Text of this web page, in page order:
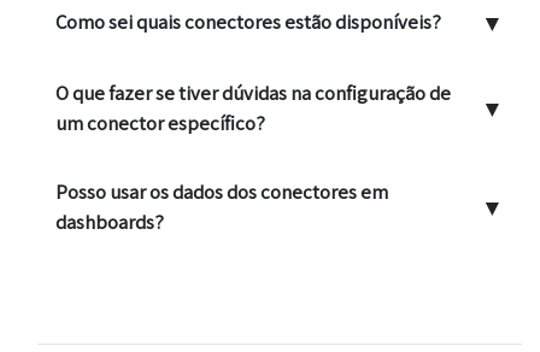
Como sei quais conectores estão disponíveis? ▼
O que fazer se tiver dúvidas na configuração de
um conector específico?
▼
Posso usar os dados dos conectores em
dashboards?
▼